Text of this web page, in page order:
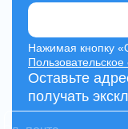
Нажимая кнопку
Оставьте
получать